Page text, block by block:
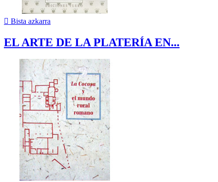
 Bista azkarra
EL ARTE DE LA PLATERÍA EN...